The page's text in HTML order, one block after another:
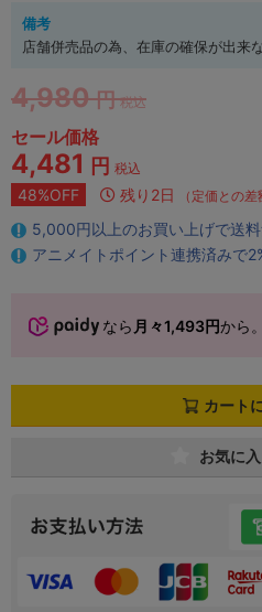
備考
店舗併売品の為、在庫の確保が出来
4,980 円 税込
セール価格
4,481 円 税込
48%OFF 残り2日 （定価との
5,000円以上のお買い上げで送料
アニメイトポイント連携済みで
なら 月々1,493円から
カート
お気に